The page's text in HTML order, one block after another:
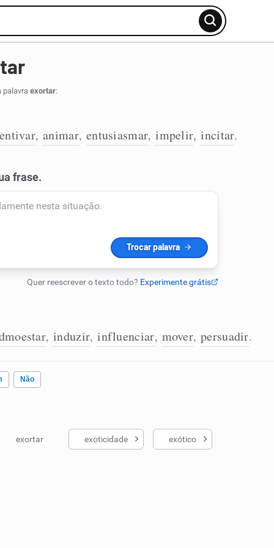
palavra exortar:
, animar, entusiasmar, impelir, incitar.
, induzir, influenciar, mover, persuadir.
Não
me ajudou
exortar exoticidade exótico